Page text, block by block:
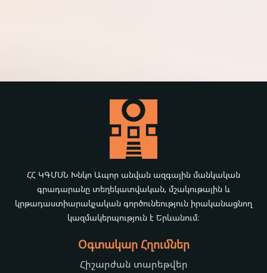
ՀՀ ԿԳՄՍՆ Խնկո Ապոր անվան ազգային մանկական
գրադարանը տեղեկատվական, մշակութային և
կրթադաստիարակչական գործունեություն իրականացնող
կազմակերպություն է Երևանում։
Օգտակար Հղումներ
Հիշարժան տարեթվեր